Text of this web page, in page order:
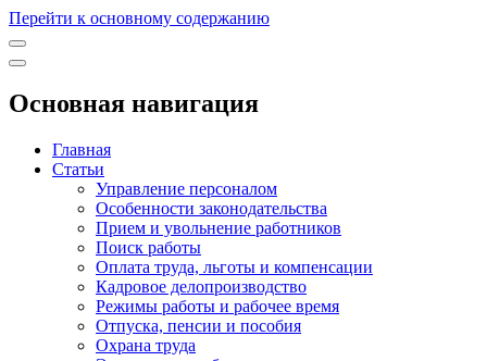
Перейти к основному содержанию
Основная навигация
Главная
Статьи
Управление персоналом
Особенности законодательства
Прием и увольнение работников
Поиск работы
Оплата труда, льготы и компенсации
Кадровое делопроизводство
Режимы работы и рабочее время
Отпуска, пенсии и пособия
Охрана труда